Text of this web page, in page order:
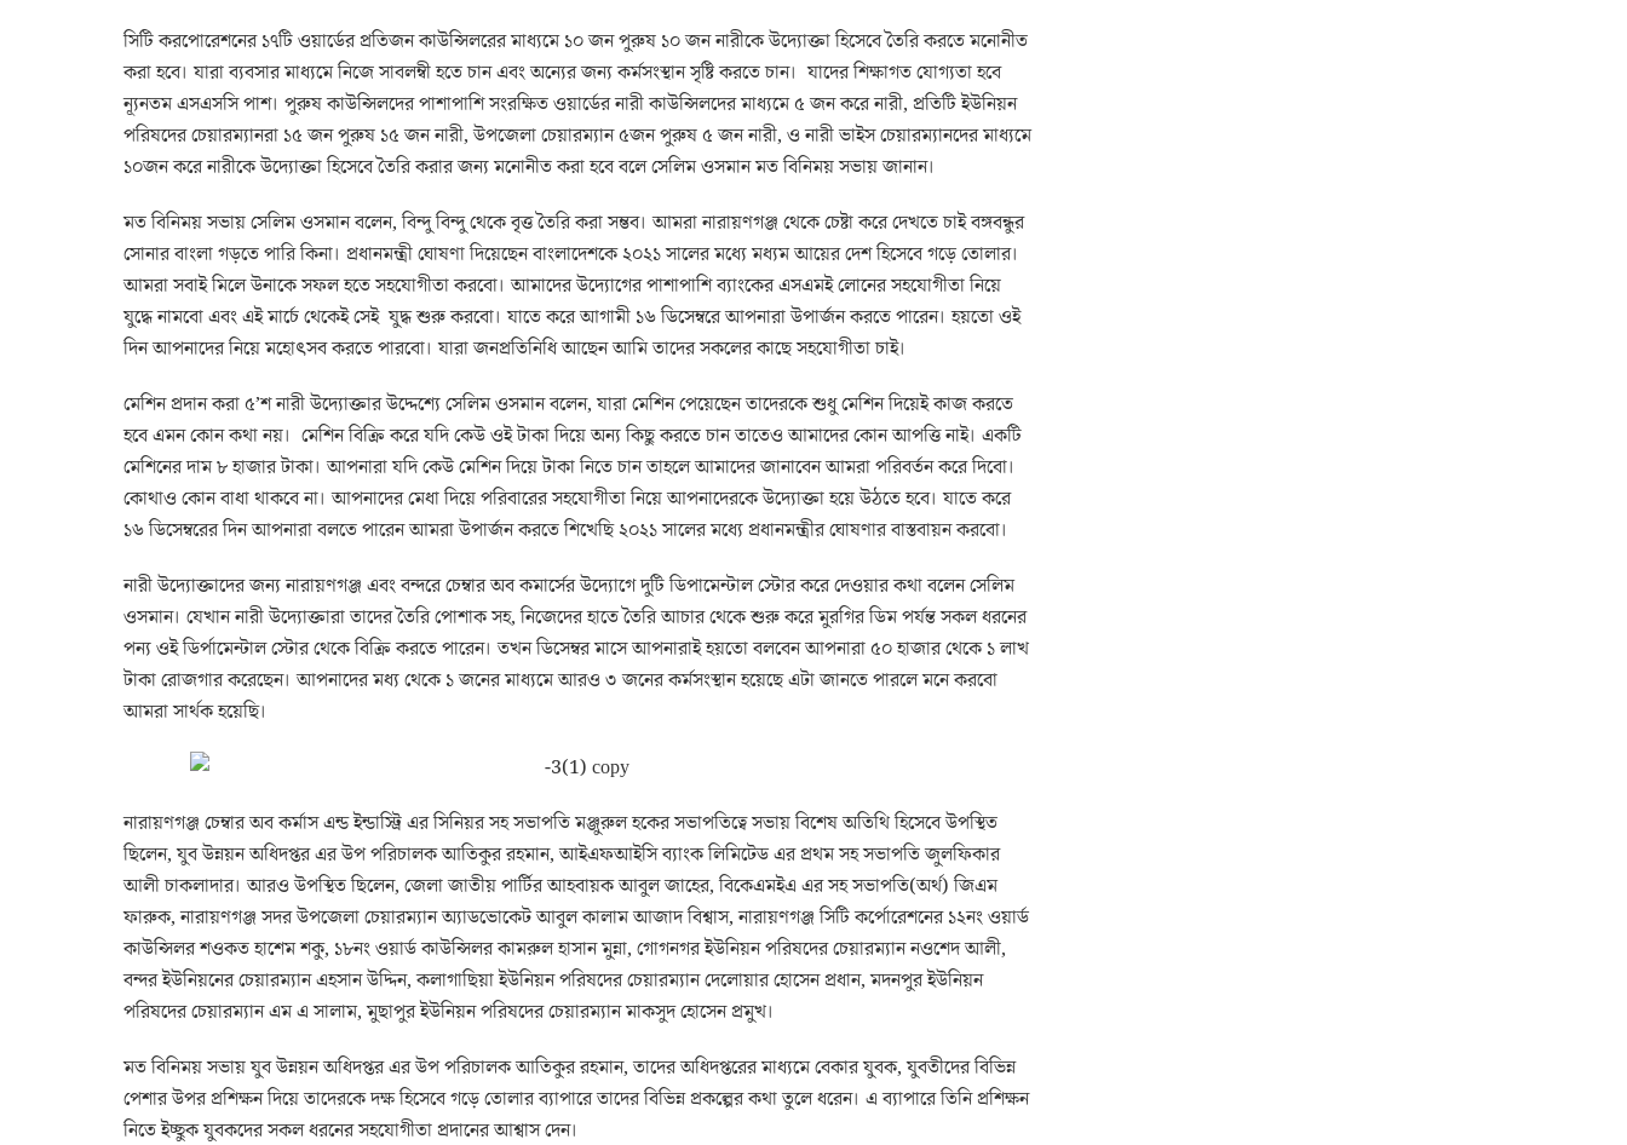
সিটি করপোরেশনের ১৭টি ওয়ার্ডের প্রতিজন কাউন্সিলরের মাধ্যমে ১০ জন পুরুষ ১০ জন নারীকে উদ্যোক্তা হিসেবে তৈরি করতে মনোনীত
করা হবে। যারা ব্যবসার মাধ্যমে নিজে সাবলম্বী হতে চান এবং অন্যের জন্য কর্মসংস্থান সৃষ্টি করতে চান। যাদের শিক্ষাগত যোগ্যতা হবে
ন্যূনতম এসএসসি পাশ। পুরুষ কাউন্সিলদের পাশাপাশি সংরক্ষিত ওয়ার্ডের নারী কাউন্সিলদের মাধ্যমে ৫ জন করে নারী, প্রতিটি ইউনিয়ন
পরিষদের চেয়ারম্যানরা ১৫ জন পুরুষ ১৫ জন নারী, উপজেলা চেয়ারম্যান ৫জন পুরুষ ৫ জন নারী, ও নারী ভাইস চেয়ারম্যানদের মাধ্যমে
১০জন করে নারীকে উদ্যোক্তা হিসেবে তৈরি করার জন্য মনোনীত করা হবে বলে সেলিম ওসমান মত বিনিময় সভায় জানান।
মত বিনিময় সভায় সেলিম ওসমান বলেন, বিন্দু বিন্দু থেকে বৃত্ত তৈরি করা সম্ভব। আমরা নারায়ণগঞ্জ থেকে চেষ্টা করে দেখতে চাই বঙ্গবন্ধুর
সোনার বাংলা গড়তে পারি কিনা। প্রধানমন্ত্রী ঘোষণা দিয়েছেন বাংলাদেশকে ২০২১ সালের মধ্যে মধ্যম আয়ের দেশ হিসেবে গড়ে তোলার।
আমরা সবাই মিলে উনাকে সফল হতে সহযোগীতা করবো। আমাদের উদ্যোগের পাশাপাশি ব্যাংকের এসএমই লোনের সহযোগীতা নিয়ে
যুদ্ধে নামবো এবং এই মার্চে থেকেই সেই যুদ্ধ শুরু করবো। যাতে করে আগামী ১৬ ডিসেম্বরে আপনারা উপার্জন করতে পারেন। হয়তো ওই
দিন আপনাদের নিয়ে মহোৎসব করতে পারবো। যারা জনপ্রতিনিধি আছেন আমি তাদের সকলের কাছে সহযোগীতা চাই।
মেশিন প্রদান করা ৫’শ নারী উদ্যোক্তার উদ্দেশ্যে সেলিম ওসমান বলেন, যারা মেশিন পেয়েছেন তাদেরকে শুধু মেশিন দিয়েই কাজ করতে
হবে এমন কোন কথা নয়। মেশিন বিক্রি করে যদি কেউ ওই টাকা দিয়ে অন্য কিছু করতে চান তাতেও আমাদের কোন আপত্তি নাই। একটি
মেশিনের দাম ৮ হাজার টাকা। আপনারা যদি কেউ মেশিন দিয়ে টাকা নিতে চান তাহলে আমাদের জানাবেন আমরা পরিবর্তন করে দিবো।
কোথাও কোন বাধা থাকবে না। আপনাদের মেধা দিয়ে পরিবারের সহযোগীতা নিয়ে আপনাদেরকে উদ্যোক্তা হয়ে উঠতে হবে। যাতে করে
১৬ ডিসেম্বরের দিন আপনারা বলতে পারেন আমরা উপার্জন করতে শিখেছি ২০২১ সালের মধ্যে প্রধানমন্ত্রীর ঘোষণার বাস্তবায়ন করবো।
নারী উদ্যোক্তাদের জন্য নারায়ণগঞ্জ এবং বন্দরে চেম্বার অব কমার্সের উদ্যোগে দুটি ডিপামেন্টাল স্টোর করে দেওয়ার কথা বলেন সেলিম
ওসমান। যেখান নারী উদ্যোক্তারা তাদের তৈরি পোশাক সহ, নিজেদের হাতে তৈরি আচার থেকে শুরু করে মুরগির ডিম পর্যন্ত সকল ধরনের
পন্য ওই ডির্পামেন্টাল স্টোর থেকে বিক্রি করতে পারেন। তখন ডিসেম্বর মাসে আপনারাই হয়তো বলবেন আপনারা ৫০ হাজার থেকে ১ লাখ
টাকা রোজগার করেছেন। আপনাদের মধ্য থেকে ১ জনের মাধ্যমে আরও ৩ জনের কর্মসংস্থান হয়েছে এটা জানতে পারলে মনে করবো
আমরা সার্থক হয়েছি।
নারায়ণগঞ্জ চেম্বার অব কর্মাস এন্ড ইন্ডাস্ট্রি এর সিনিয়র সহ সভাপতি মঞ্জুরুল হকের সভাপতিত্বে সভায় বিশেষ অতিথি হিসেবে উপস্থিত
ছিলেন, যুব উন্নয়ন অধিদপ্তর এর উপ পরিচালক আতিকুর রহমান, আইএফআইসি ব্যাংক লিমিটেড এর প্রথম সহ সভাপতি জুলফিকার
আলী চাকলাদার। আরও উপস্থিত ছিলেন, জেলা জাতীয় পার্টির আহবায়ক আবুল জাহের, বিকেএমইএ এর সহ সভাপতি(অর্থ) জিএম
ফারুক, নারায়ণগঞ্জ সদর উপজেলা চেয়ারম্যান অ্যাডভোকেট আবুল কালাম আজাদ বিশ্বাস, নারায়ণগঞ্জ সিটি কর্পোরেশনের ১২নং ওয়ার্ড
কাউন্সিলর শওকত হাশেম শকু, ১৮নং ওয়ার্ড কাউন্সিলর কামরুল হাসান মুন্না, গোগনগর ইউনিয়ন পরিষদের চেয়ারম্যান নওশেদ আলী,
বন্দর ইউনিয়নের চেয়ারম্যান এহসান উদ্দিন, কলাগাছিয়া ইউনিয়ন পরিষদের চেয়ারম্যান দেলোয়ার হোসেন প্রধান, মদনপুর ইউনিয়ন
পরিষদের চেয়ারম্যান এম এ সালাম, মুছাপুর ইউনিয়ন পরিষদের চেয়ারম্যান মাকসুদ হোসেন প্রমুখ।
মত বিনিময় সভায় যুব উন্নয়ন অধিদপ্তর এর উপ পরিচালক আতিকুর রহমান, তাদের অধিদপ্তরের মাধ্যমে বেকার যুবক, যুবতীদের বিভিন্ন
পেশার উপর প্রশিক্ষন দিয়ে তাদেরকে দক্ষ হিসেবে গড়ে তোলার ব্যাপারে তাদের বিভিন্ন প্রকল্পের কথা তুলে ধরেন। এ ব্যাপারে তিনি প্রশিক্ষন
নিতে ইচ্ছুক যুবকদের সকল ধরনের সহযোগীতা প্রদানের আশ্বাস দেন।